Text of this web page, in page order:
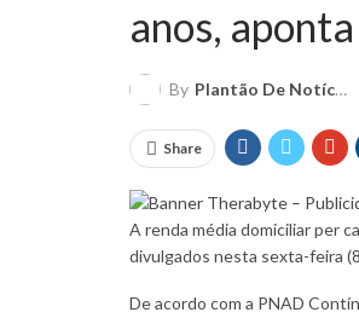
anos,
By Plantão De Notícias
Share
A renda média domiciliar per
divulgados nesta sexta-feira
De acordo com a PNAD